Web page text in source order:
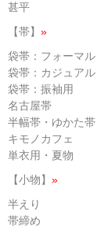
甚平
【帯】 »
袋帯：フォーマル
袋帯：カジュアル
袋帯：振袖用
名古屋帯
半幅帯・ゆかた帯
キモノカフェ
単衣用・夏物
【小物】 »
半えり
帯締め